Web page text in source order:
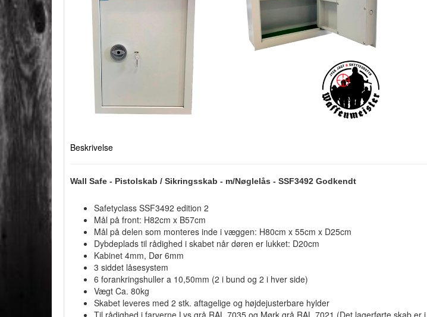
Beskrivelse
Wall Safe - Pistolskab / Sikringsskab - m/Nøglelås - SSF3492 Godkendt
Safetyclass SSF3492 edition 2
Mål på front: H82cm x B57cm
Mål på delen som monteres inde i væggen: H80cm x 55cm x D25cm
Dybdeplads til rådighed i skabet når døren er lukket: D20cm
Kabinet 4mm, Dør 6mm
3 siddet låsesystem
6 forankringshuller a 10,50mm (2 i bund og 2 i hver side)
Vægt Ca. 80kg
Skabet leveres med 2 stk. aftagelige og højdejusterbare hylder
Til rådighed i farverne Lys grå RAL 7035 og Mørk grå RAL 7021 (Det lagerførte skab er